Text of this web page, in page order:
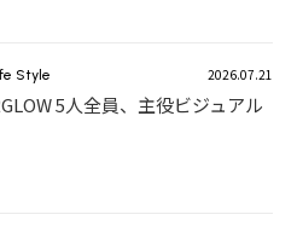
Style 2026.07.21
5人全員、主役ビジュアル